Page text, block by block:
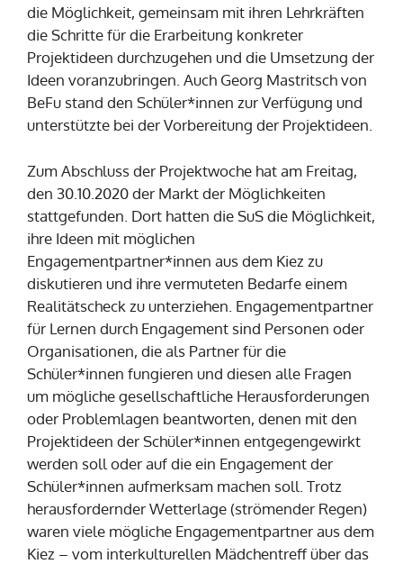
die Möglichkeit, gemeinsam mit ihren Lehrkräften
die Schritte für die Erarbeitung konkreter
Projektideen durchzugehen und die Umsetzung der
Ideen voranzubringen. Auch Georg Mastritsch von
BeFu stand den Schüler*innen zur Verfügung und
unterstützte bei der Vorbereitung der Projektideen.
Zum Abschluss der Projektwoche hat am Freitag,
den 30.10.2020 der Markt der Möglichkeiten
stattgefunden. Dort hatten die SuS die Möglichkeit,
ihre Ideen mit möglichen
Engagementpartner*innen aus dem Kiez zu
diskutieren und ihre vermuteten Bedarfe einem
Realitätscheck zu unterziehen. Engagementpartner
für Lernen durch Engagement sind Personen oder
Organisationen, die als Partner für die
Schüler*innen fungieren und diesen alle Fragen
um mögliche gesellschaftliche Herausforderungen
oder Problemlagen beantworten, denen mit den
Projektideen der Schüler*innen entgegengewirkt
werden soll oder auf die ein Engagement der
Schüler*innen aufmerksam machen soll. Trotz
herausfordernder Wetterlage (strömender Regen)
waren viele mögliche Engagementpartner aus dem
Kiez – vom interkulturellen Mädchentreff über das